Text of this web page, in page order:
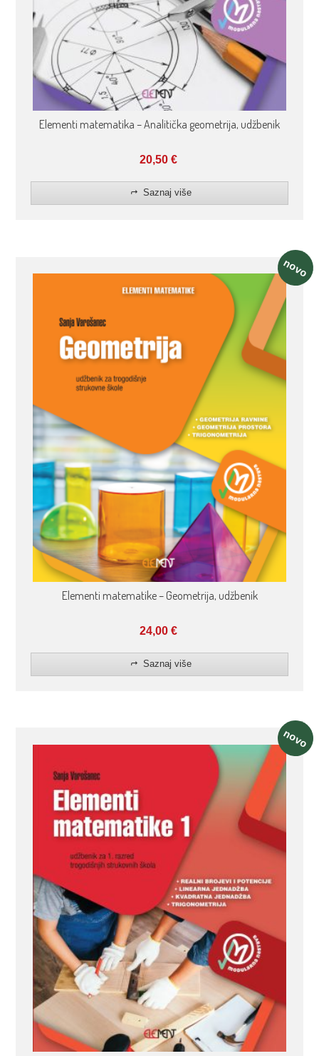
Elementi matematika – Analitička geometrija, udžbenik
20,50 €
Saznaj više
novo
Elementi matematike – Geometrija, udžbenik
24,00 €
Saznaj više
novo